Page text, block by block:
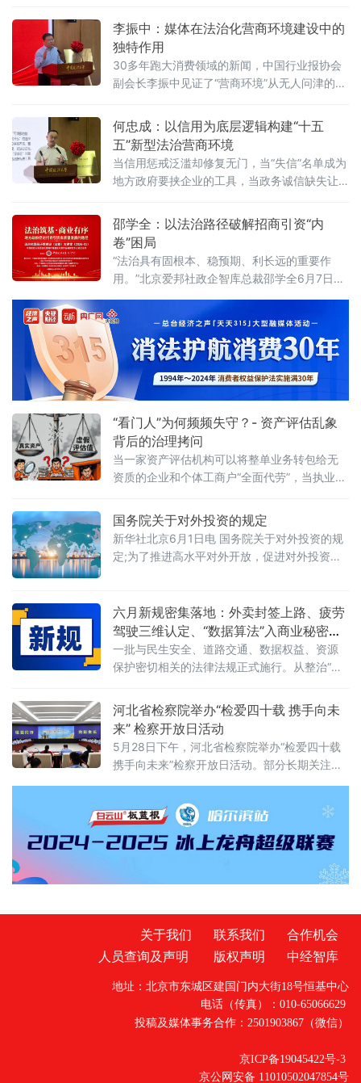
例》施行近两年来，为何部分地区仍屡屡出
现“超国民待遇”补贴、隐性地方保护、跨区域恶
性竞争？北京物资学院法学院院长吴长军6月7
日在中国政法大学法治化营商环境建设与数字
金融研究中心揭牌仪式既同期举办的“法治筑
李振中：媒体在法治化营商环境建设中的
独特作用
30多年跑大消费领域的新闻，中国行业报协会
副会长李振中见证了“营商环境”从无人问津的模
国政法大学法治化营商环境建设与数字金融研
究中心揭牌仪式既同期举办的“法治筑基、商业
有序——地方政府促进招商引资和高质量发展
路径”法治化营商环境建设（公益）大讲堂2026
首期活动上，李振中以媒体人视角直言：法治
何忠成：以信用为底层逻辑构建“十五
五”新型法治营商环境
当信用惩戒泛滥却修复无门，当“失信”名单成为
地方政府要挟企业的工具，当政务诚信缺失让
环境，还是在异化为另一种权力寻租？上海大
学法学院企业法治与创新发展研究中心主任何
忠成6月7日在中国政法大学法治化营商环境建
设与数字金融研究中心揭牌仪式既同期举办
的“法治筑基、商业有序——地方政府促进招商
引资和高质量发展路径”法治化营商环境建设
（公益）大
邵学全：以法治路径破解招商引资“内
卷”困局
“法治具有固根本、稳预期、利长远的重要作
用。”北京爱邦社政企智库总裁邵学全6月7日在
研究中心揭牌仪式既同期举办的“法治筑基、商
业有序——地方政府促进招商引资和高质量发
展路径”法治化营商环境建设（公益）大讲堂
2026首期活动上发表书面发言，为地方政府招
商引资高质量发展提出五条法治路径。他指
出，推动高质量发展离不开法治的支撑和保
障，地方政
“看门人”为何频频失守？- 资产评估乱象
背后的治理拷问
当一家资产评估机构可以将整单业务转包给无
资质的企业和个体工商户“全面代劳”，当执业人
重要评估参数可以随意调整、评估依据可以凭
空缺失——这张资本市场“看门人”的名片，还剩
下几分信度？上述场景并非危言耸听。近日，
财政部公布的2025年度资产评估行业联合检查
评估机构、12名
国务院关于对外投资的规定
新华社北京6月1日电 国务院关于对外投资的规
定;为了推进高水平对外开放，促进对外投资高
全、发展利益，根据《中华人民共和国对外关
系法》、《中华人民共和国对外贸易法》等法
律，制定本规定。第二条&emsp;中华人民共和
国境内（以下简称中国境内）投资者对外投
六月新规密集落地：外卖封签上路、疲劳
驾驶三维认定、“数据算法”入商业秘密保
护范围
一批与民生安全、道路交通、数据权益、资源
保护密切相关的法律法规正式施行。从整治“幽
维判定到“开门杀”责任明确，从商业秘密保护扩
围到城乡供水统筹管理——多项新规聚焦社会
关切，织密权益保障网，守护公众日常生活。
网络餐饮全链条严管：外卖必须“封口”，商家必
须“亮证”《网络餐饮服务经营者落实食品安全主
河北省检察院举办“检爱四十载 携手向未
来” 检察开放日活动
5月28日下午，河北省检察院举办“检爱四十载
携手向未来”检察开放日活动。部分长期关注未
政协委员、人民监督员以及石家庄市第二中学
师生、家长代表等50余人应邀走进省检察院，
直观了解检察工作，共同交流未成年人保护举
措。省检察院党组成员、副检察长任国强参加
开放日活动，并主持座谈交流会。据介绍，近
关于我们 联系我们
合作机会
人员查询及声明
版权声明 中经智库
地址：北京市东城区建国门内大街18号恒基中心
电话（传真）：010-65066629
投稿及媒体事务合作：2501903867（微信）
京ICP备19045422号-3
京公网安备 11010502047854号